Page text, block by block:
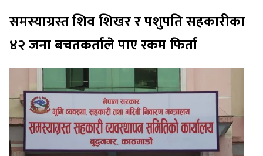
समस्याग्रस्त शिव शिखर र पशुपति सहकारीका
४२ जना बचतकर्ताले पाए रकम फिर्ता